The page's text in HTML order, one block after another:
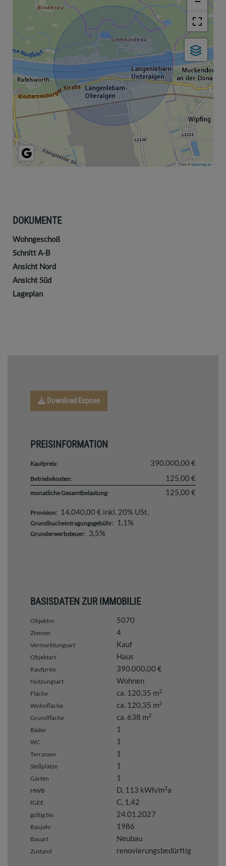
Tiles ©basemap.at
DOKUMENTE
Wohngeschoß
Schnitt A-B
Ansicht Nord
Ansicht Süd
Lageplan
Download Expose
PREISINFORMATION
Kaufpreis: 390.000,00 €
Betriebskosten: 125,00 €
monatliche Gesamtbelastung: 125,00 €
Provision: 14.040,00 € inkl. 20% USt.
Grundbucheintragungsgebühr: 1,1%
Grunderwerbsteuer: 3,5%
BASISDATEN ZUR IMMOBILIE
Objektnr. 5070
Zimmer 4
Vermarktungsart Kauf
Objektart Haus
Kaufpreis 390.000,00 €
Nutzungsart Wohnen
Fläche ca. 120,35 m2
Wohnfläche ca. 120,35 m2
Grundfläche ca. 638 m2
Bäder 1
WC 1
Terrassen 1
Stellplätze 1
Gärten 1
HWB D, 113 kWh/m2a
fGEE C, 1,42
gültig bis 24.01.2027
Baujahr 1986
Bauart Neubau
Zustand renovierungsbedürftig